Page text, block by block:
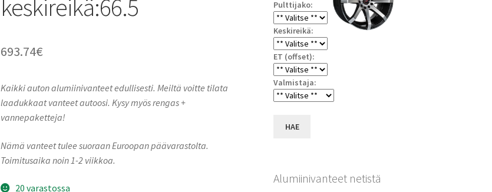
keskireikä:66.5
693.74€
Kaikki auton alumiinivanteet edullisesti. Meiltä voitte tilata
laadukkaat vanteet autoosi. Kysy myös rengas +
vannepaketteja!
Nämä vanteet tulee suoraan Euroopan päävarastolta.
Toimitusaika noin 1-2 viikkoa.
20 varastossa
Pulttijako:
Keskireikä:
ET (offset):
Valmistaja:
HAE
Alumiinivanteet netistä